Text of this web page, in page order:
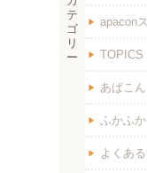
テ
ゴ
リ
ー
apacon
TOPICS
あぱこ
ふかふ
よくあ